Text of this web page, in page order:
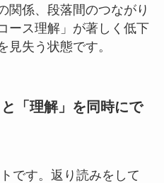
関係、段落間のつながり
ース理解」が著しく低下
見失う状態です。
「理解」を同時にで
です。返り読みをして